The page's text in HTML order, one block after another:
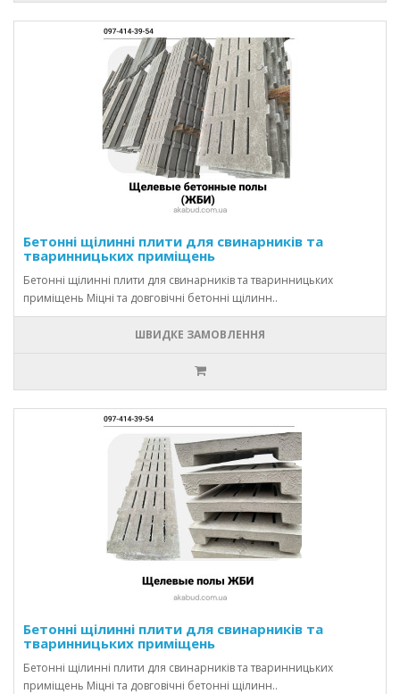
Бетонні щілинні плити для свинарників та
тваринницьких приміщень
Бетонні щілинні плити для свинарників та тваринницьких
приміщень Міцні та довговічні бетонні щілинн..
ШВИДКЕ ЗАМОВЛЕННЯ
Бетонні щілинні плити для свинарників та
тваринницьких приміщень
Бетонні щілинні плити для свинарників та тваринницьких
приміщень Міцні та довговічні бетонні щілинн..